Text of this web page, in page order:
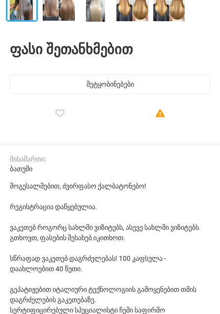
ფასი შეთანხმებით
შეტყობინებები
მისამართი:
ბათუმი
მოგესალმებით, ძვირფასო ქალბატონებო!
რეგისტრაცია დაწყებულია.
ვაკეთებ როგორც სახლში ვიზიტებს, ასევე სახლში ვიზიტებს.
გთხოვთ, ფასების შესახებ იკითხოთ.
სწრაფად ვაკეთებ დაგრძელებას! 100 კაფსულა -
დაახლოებით 40 წუთი.
გეპატიჟებით იტალიური ტექნოლოგიის გამოყენებით თმის
დაგრძელების გაკეთებაზე.
სერტიფიცირებული სპეციალისტი ჩემი საფირმო